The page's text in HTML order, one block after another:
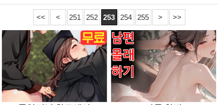
<< < 251 252 253 254 255 > >>